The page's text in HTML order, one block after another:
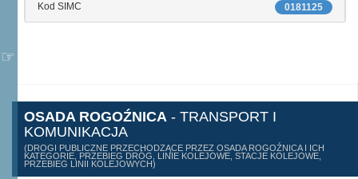
0181125
Kod SIMC
OSADA ROGOŹNICA - TRANSPORT I
KOMUNIKACJA
(DROGI PUBLICZNE PRZECHODZĄCE PRZEZ OSADA ROGOŹNICA I ICH
KATEGORIE, PRZEBIEG DRÓG, LINIE KOLEJOWE, STACJE KOLEJOWE,
PRZEBIEG LINII KOLEJOWYCH)